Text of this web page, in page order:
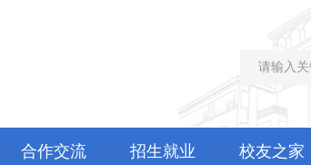
合作交流 招生就业 校友之家